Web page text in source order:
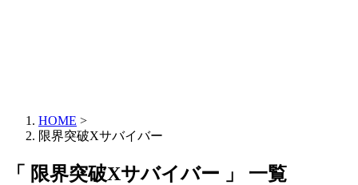
HOME >
限界突破Xサバイバー
「 限界突破Xサバイバー 」 一覧